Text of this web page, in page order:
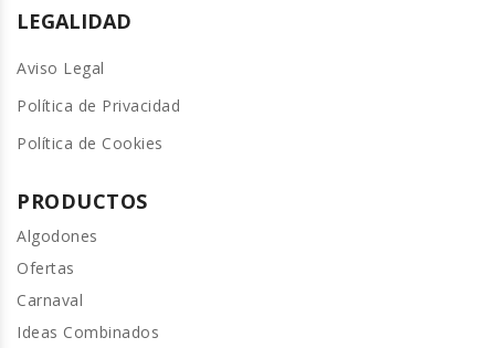
LEGALIDAD
Aviso Legal
Política de Privacidad
Política de Cookies
PRODUCTOS
Algodones
Ofertas
Carnaval
Ideas Combinados